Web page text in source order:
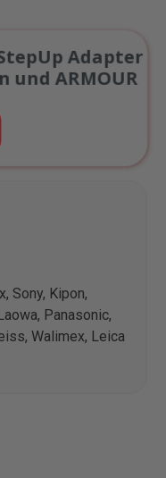
Adapter
und ARMOUR
, Sony, Kipon,
, Panasonic,
, Walimex, Leica